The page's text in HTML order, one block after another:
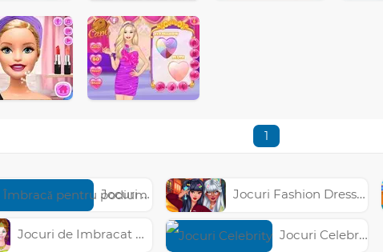
1
Jocuri Îmbracă pentru podium
Jocuri de Imbracat Printese
Jocuri Fashion Dress Up
Jocuri Celebrity